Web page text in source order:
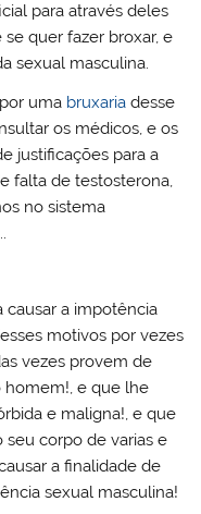
para através deles
quer fazer broxar, e
sexual masculina.
uma bruxaria desse
os médicos, e os
justificações para a
falta de testosterona,
no sistema
causar a impotência
motivos por vezes
vezes provem de
homem!, e que lhe
e maligna!, e que
seu corpo de varias e
a finalidade de
sexual masculina!